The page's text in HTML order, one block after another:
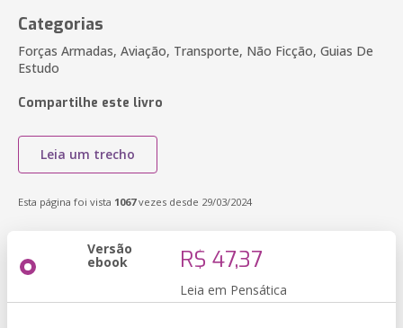
Categorias
Forças Armadas, Aviação, Transporte, Não Ficção, Guias De
Estudo
Compartilhe este livro
Leia um trecho
Esta página foi vista 1067vezes desde 29/03/2024
Versão
ebook R$ 47,37
Leia em Pensática